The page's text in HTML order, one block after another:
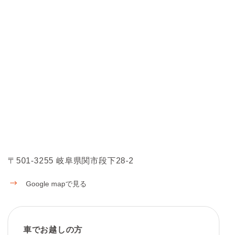
〒501-3255 岐阜県関市段下28-2
Google mapで見る
車でお越しの方